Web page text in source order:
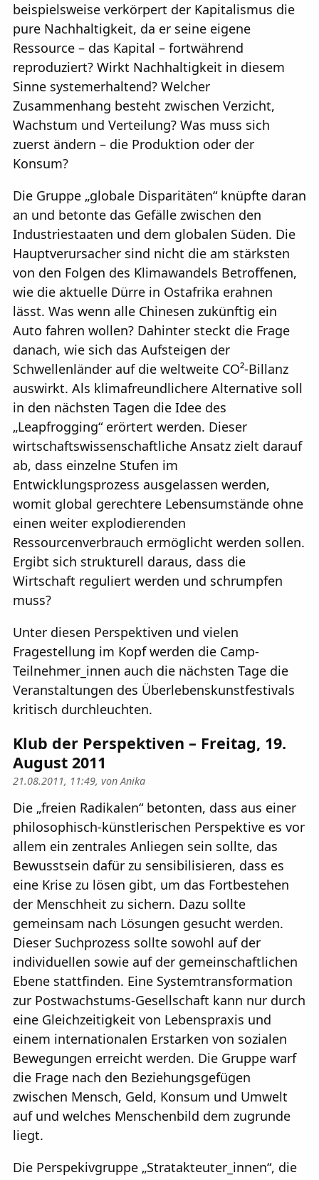
beispielsweise verkörpert der Kapitalismus die
pure Nachhaltigkeit, da er seine eigene
Ressource – das Kapital – fortwährend
reproduziert? Wirkt Nachhaltigkeit in diesem
Sinne systemerhaltend? Welcher
Zusammenhang besteht zwischen Verzicht,
Wachstum und Verteilung? Was muss sich
zuerst ändern – die Produktion oder der
Konsum?
Die Gruppe „globale Disparitäten“ knüpfte daran
an und betonte das Gefälle zwischen den
Industriestaaten und dem globalen Süden. Die
Hauptverursacher sind nicht die am stärksten
von den Folgen des Klimawandels Betroffenen,
wie die aktuelle Dürre in Ostafrika erahnen
lässt. Was wenn alle Chinesen zukünftig ein
Auto fahren wollen? Dahinter steckt die Frage
danach, wie sich das Aufsteigen der
Schwellenländer auf die weltweite CO²-Billanz
auswirkt. Als klimafreundlichere Alternative soll
in den nächsten Tagen die Idee des
„Leapfrogging“ erörtert werden. Dieser
wirtschaftswissenschaftliche Ansatz zielt darauf
ab, dass einzelne Stufen im
Entwicklungsprozess ausgelassen werden,
womit global gerechtere Lebensumstände ohne
einen weiter explodierenden
Ressourcenverbrauch ermöglicht werden sollen.
Ergibt sich strukturell daraus, dass die
Wirtschaft reguliert werden und schrumpfen
muss?
Unter diesen Perspektiven und vielen
Fragestellung im Kopf werden die Camp-
Teilnehmer_innen auch die nächsten Tage die
Veranstaltungen des Überlebenskunstfestivals
kritisch durchleuchten.
Klub der Perspektiven – Freitag, 19.
August 2011
21.08.2011, 11:49, vonAnika
Die „freien Radikalen“ betonten, dass aus einer
philosophisch-künstlerischen Perspektive es vor
allem ein zentrales Anliegen sein sollte, das
Bewusstsein dafür zu sensibilisieren, dass es
eine Krise zu lösen gibt, um das Fortbestehen
der Menschheit zu sichern. Dazu sollte
gemeinsam nach Lösungen gesucht werden.
Dieser Suchprozess sollte sowohl auf der
individuellen sowie auf der gemeinschaftlichen
Ebene stattfinden. Eine Systemtransformation
zur Postwachstums-Gesellschaft kann nur durch
eine Gleichzeitigkeit von Lebenspraxis und
einem internationalen Erstarken von sozialen
Bewegungen erreicht werden. Die Gruppe warf
die Frage nach den Beziehungsgefügen
zwischen Mensch, Geld, Konsum und Umwelt
auf und welches Menschenbild dem zugrunde
liegt.
Die Perspekivgruppe „Stratakteuter_innen“, die